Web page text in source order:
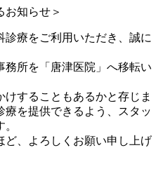
お知らせ＞
診療をご利用いただき、誠に
務所を「唐津医院」へ移転い
することもあるかと存じま
療を提供できるよう、スタッ
ど、よろしくお願い申し上げ